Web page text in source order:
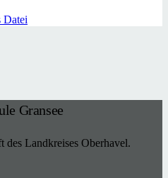
Datei
Gransee
des Landkreises Oberhavel.